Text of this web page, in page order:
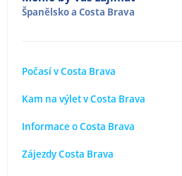
Španělskoa Costa Brava
Počasí v Costa Brava
Kam na výlet v Costa Brava
Informace o Costa Brava
Zájezdy Costa Brava